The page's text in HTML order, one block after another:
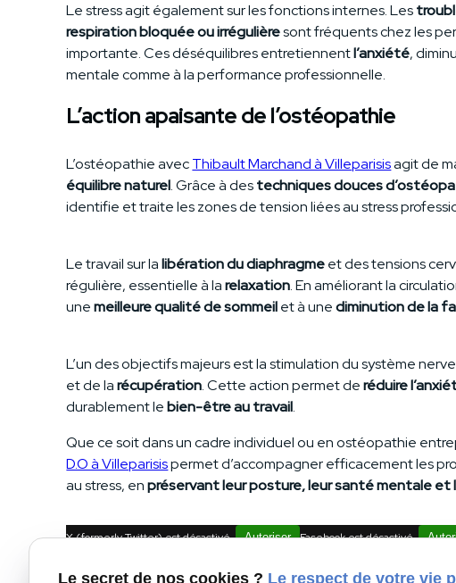
Le stress agit également sur les fonctions internes. Les
respiration bloquéeou irrégulièresont fréquents chez les
importante. Ces déséquilibres entretiennentl’anxiété,
mentale comme à la performance professionnelle.
L’action apaisante de l’ostéopathie
L’ostéopathie avecThibault Marchand à Villeparisisagit de
équilibre naturel. Grâce à destechniques douces
identifie et traite les zones de tension liées au stress
Le travail sur lalibération du diaphragmeet des tensions
régulière, essentielle à larelaxation. En améliorant la
unemeilleure qualité de sommeilet à unediminution de la
L’un des objectifs majeurs est la stimulation du système
et de larécupération. Cette action permet deréduire
durablement lebien-être au travail.
Que ce soit dans un cadre individuel ou en ostéopathie
D.O à Villeparisispermet d’accompagner efficacement les
au stress, enpréservant leur posture, leur santé mentale et
X (formerly Twitter) est désactivé. Autoriser Facebook est désactivé.
Le secret de nos cookies ? Le respect de votre vie